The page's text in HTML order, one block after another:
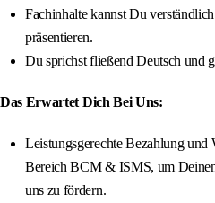
Fachinhalte kannst Du
präsentieren.
Du sprichst fließend Deutsch und
Das Erwartet Dich Bei Uns:
Leistungsgerechte Bezahlung
Bereich BCM & ISMS, um
uns zu fördern.